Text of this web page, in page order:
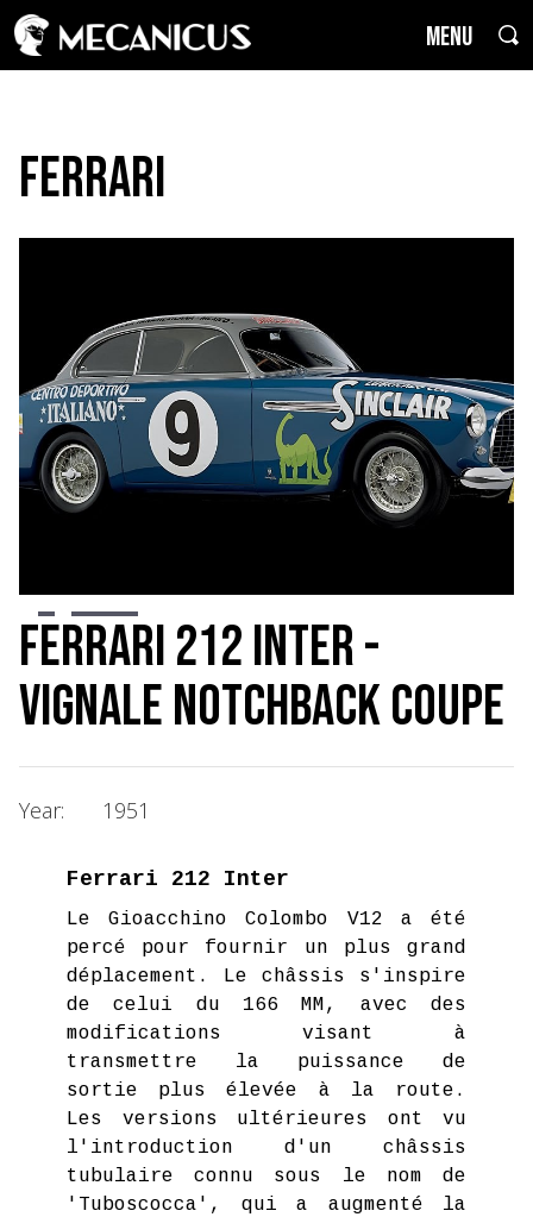
MENU
Ferrari
Ferrari 212 Inter -
Vignale Notchback Coupe
Year: 1951
Ferrari 212 Inter
Le Gioacchino Colombo V12 a été
percé pour fournir un plus grand
déplacement. Le châssis s'inspire
de celui du 166 MM, avec des
modifications visant à
transmettre la puissance de
sortie plus élevée à la route.
Les versions ultérieures ont vu
l'introduction d'un châssis
tubulaire connu sous le nom de
'Tuboscocca', qui a augmenté la